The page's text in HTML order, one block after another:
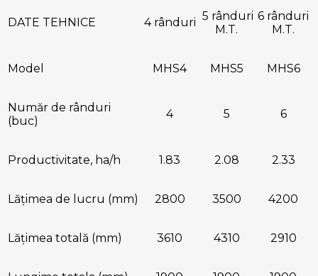
DATE TEHNICE 4 rânduri 5 rânduri
M.T.
6 rânduri
M.T.
Model MHS4 MHS5 MHS6
Număr de rânduri
(buc)
4 5 6
Productivitate, ha/h 1.83 2.08 2.33
Lățimea de lucru (mm) 2800 3500 4200
Lățimea totală (mm) 3610 4310 2910